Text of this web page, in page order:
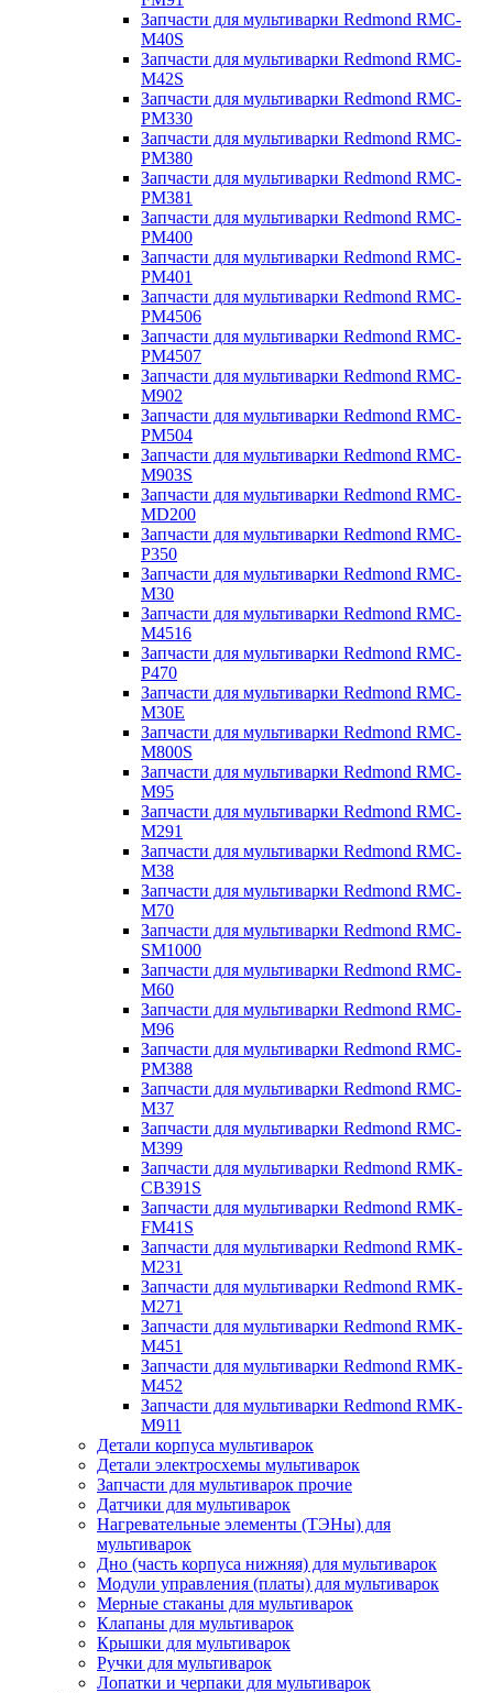
Запчасти для мультиварки Redmond RMC-
M40S
Запчасти для мультиварки Redmond RMC-
M42S
Запчасти для мультиварки Redmond RMC-
PM330
Запчасти для мультиварки Redmond RMC-
PM380
Запчасти для мультиварки Redmond RMC-
PM381
Запчасти для мультиварки Redmond RMC-
PM400
Запчасти для мультиварки Redmond RMC-
PM401
Запчасти для мультиварки Redmond RMC-
PM4506
Запчасти для мультиварки Redmond RMC-
PM4507
Запчасти для мультиварки Redmond RMC-
M902
Запчасти для мультиварки Redmond RMC-
PM504
Запчасти для мультиварки Redmond RMC-
M903S
Запчасти для мультиварки Redmond RMC-
MD200
Запчасти для мультиварки Redmond RMC-
P350
Запчасти для мультиварки Redmond RMC-
M30
Запчасти для мультиварки Redmond RMC-
M4516
Запчасти для мультиварки Redmond RMC-
P470
Запчасти для мультиварки Redmond RMC-
M30E
Запчасти для мультиварки Redmond RMC-
M800S
Запчасти для мультиварки Redmond RMC-
M95
Запчасти для мультиварки Redmond RMC-
M291
Запчасти для мультиварки Redmond RMC-
M38
Запчасти для мультиварки Redmond RMC-
M70
Запчасти для мультиварки Redmond RMC-
SM1000
Запчасти для мультиварки Redmond RMC-
M60
Запчасти для мультиварки Redmond RMC-
M96
Запчасти для мультиварки Redmond RMC-
PM388
Запчасти для мультиварки Redmond RMC-
M37
Запчасти для мультиварки Redmond RMC-
M399
Запчасти для мультиварки Redmond RMK-
CB391S
Запчасти для мультиварки Redmond RMK-
FM41S
Запчасти для мультиварки Redmond RMK-
M231
Запчасти для мультиварки Redmond RMK-
M271
Запчасти для мультиварки Redmond RMK-
M451
Запчасти для мультиварки Redmond RMK-
M452
Запчасти для мультиварки Redmond RMK-
M911
Детали корпуса мультиварок
Детали электросхемы мультиварок
Запчасти для мультиварок прочие
Датчики для мультиварок
Нагревательные элементы (ТЭНы) для
мультиварок
Дно (часть корпуса нижняя) для мультиварок
Модули управления (платы) для мультиварок
Мерные стаканы для мультиварок
Клапаны для мультиварок
Крышки для мультиварок
Ручки для мультиварок
Лопатки и черпаки для мультиварок